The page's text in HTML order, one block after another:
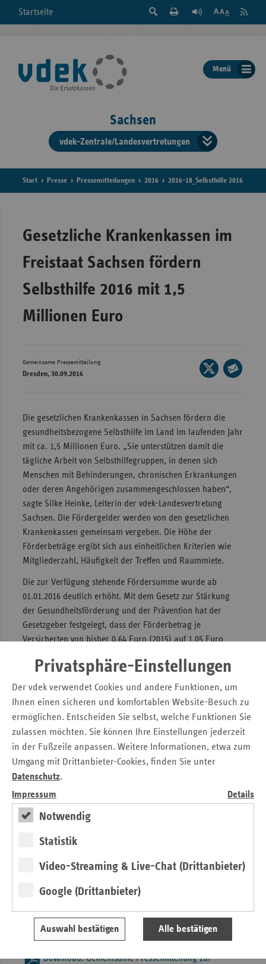
Privatsphäre-Einstellungen
Der vdek verwendet Cookies und andere Funktionen, um
Ihnen einen sicheren und komfortablen Website-Besuch zu
ermöglichen. Entscheiden Sie selbst, welche Funktionen Sie
zulassen möchten. Sie können Ihre Einstellungen jederzeit
in der Fußzeile anpassen. Weitere Informationen, etwa zum
Umgang mit Drittanbieter-Cookies, finden Sie unter
Datenschutz.
Impressum
Details
Notwendig
Statistik
Video-Streaming & Live-Chat (Drittanbieter)
Google (Drittanbieter)
Auswahl bestätigen Alle bestätigen
Startseite
Suche
der
Seite
Feed
Menü
Sachsen
vdek-Zentrale/Landesvertretungen
der
Start Presse Pressemitteilungen 2016 2016-18_Selbsthilfe 2016
Gesetzliche Krankenkassen im
Freistaat Sachsen fördern
Selbsthilfe 2016 mit 1,5
Millionen Euro
Gemeinsame Pressemitteilung
Dresden, 30.09.2016
Seite
auf
Mail
Die gesetzlichen Krankenkassen in Sachsen fördern die
gesundheitsbezogene Selbsthilfe im Land im laufenden Jahr
mit ca. 1,5 Millionen Euro. „Sie unterstützen damit die
tägliche Arbeit von Selbsthilfegruppen, in denen sich
Menschen mit Behinderungen, chronischen Erkrankungen
oder deren Angehörigen zusammengeschlossen haben“,
sagte Silke Heinke, Leiterin der vdek-Landesvertretung
Sachsen. Die Fördergelder werden von den gesetzlichen
Krankenkassen gemeinsam vergeben. Die Höhe der
Förderbeträge ergibt sich aus einheitlichen Kriterien wie
Mitgliederzahl, Häufigkeit der Treffen und Raummiete.
Die zur Verfügung stehende Fördersumme wurde ab
01.01.2016 deutlich erhöht. Mit dem Gesetz zur Stärkung
der Gesundheitsförderung und der Prävention hat der
Gesetzgeber festgelegt, dass der Förderbetrag je
Versicherten von bisher 0,64 Euro (2015) auf 1,05 Euro
So erhalten in Sachsen 2016 alleine 976 örtliche
Selbsthilfegruppen eine Förderung der gesetzlichen
Krankenkassen von rund 650.000 Euro.
Darüber hinaus können Selbsthilfeorganisationen für
besondere Projekte auch zusätzliche Fördermittel bei
einzelnen Krankenkassen und deren Verbänden
beantragen.
Neben den einzelnen Selbsthilfegruppen werden 2016 in
Sachsen auch 47 Landesorganisationen der Selbsthilfe mit
rund 590.000 Euro sowie 12 Selbsthilfekontaktstellen mit
Die Förderung der Selbsthilfe durch die gesetzlichen
Krankenkassen ist im Sozialgesetzbuch V (Paragraph 20
pauschale und /oder projektbezogene Förderung besteht
hierbei nicht.
Download: Gemeinsame Pressemitteilung zur